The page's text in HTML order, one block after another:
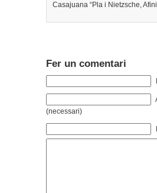
Casajuana “Pla i Nietzsche,
Fer un comentari
(necessari)